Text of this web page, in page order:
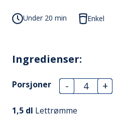
Under 20 min Enkel
Ingredienser:
Porsjoner - +
1,5 dl Lettrømme